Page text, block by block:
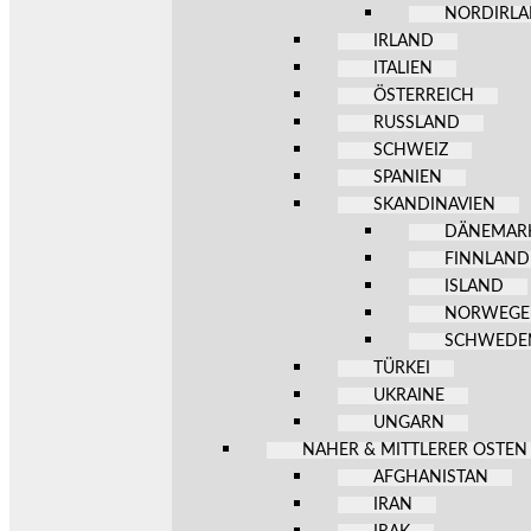
IRLAND
ITALIEN
ÖSTERREICH
RUSSLAND
SCHWEIZ
SPANIEN
SKANDINAVIEN
FINNLAND
ISLAND
TÜRKEI
UKRAINE
UNGARN
NAHER & MITTLERER OSTEN
AFGHANISTAN
IRAN